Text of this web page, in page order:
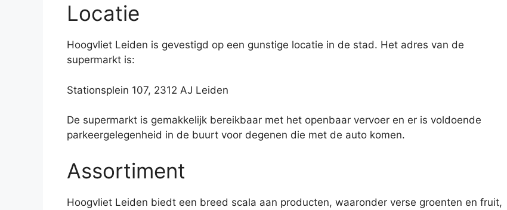
Locatie
Hoogvliet Leiden is gevestigd op een gunstige locatie in de stad. Het adres van de
supermarkt is:
Stationsplein 107, 2312 AJ Leiden
De supermarkt is gemakkelijk bereikbaar met het openbaar vervoer en er is voldoende
parkeergelegenheid in de buurt voor degenen die met de auto komen.
Assortiment
Hoogvliet Leiden biedt een breed scala aan producten, waaronder verse groenten en fruit,